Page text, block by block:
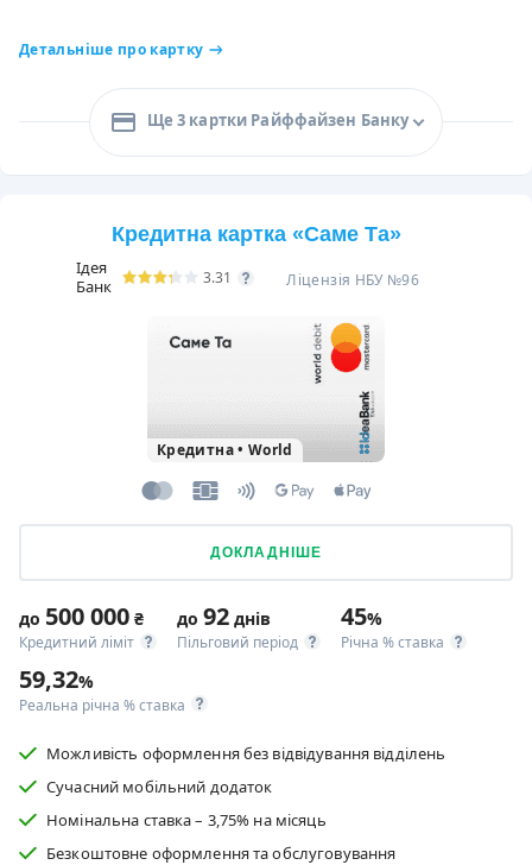
Детальніше про картку
Ще 3 картки Райффайзен Банку
Кредитна картка «Саме Та»
Ідея
Банк
3.31 Ліцензія НБУ №96
Кредитна• World
ДОКЛАДНІШЕ
до 500 000 ₴
Кредитний ліміт
до 92 днів
Пільговий період
45%
Річна % ставка
59,32%
Реальна річна % ставка
Можливість оформлення без відвідування відділень
Сучасний мобільний додаток
Номінальна ставка – 3,75% на місяць
Безкоштовне оформлення та обслуговування